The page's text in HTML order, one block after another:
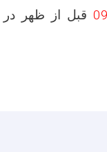
قبل از ظهر در